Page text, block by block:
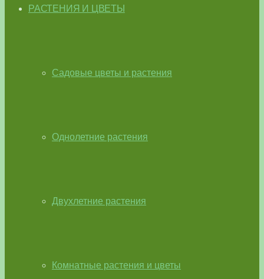
РАСТЕНИЯ И ЦВЕТЫ
Садовые цветы и растения
Однолетние растения
Двухлетние растения
Комнатные растения и цветы